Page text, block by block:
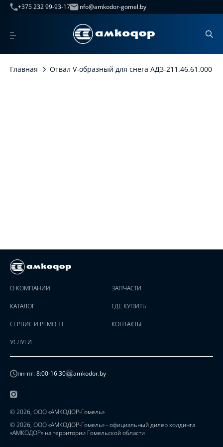
+375 232 99-93-17 info@amkodor-gomel.by
Главная Отвал V-образный для снега АДЗ-211.46.61.000
О КОМПАНИИ
КАТАЛОГ
СЕРВИС И РЕМОНТ
УСЛУГИ
ЗАПЧАСТИ
ГДЕ КУПИТЬ
КОНТАКТЫ
пн-пт: 8:00-16:30 amkodor.by
© 2026, ООО «АМКОДОР-Гомель»
© 2026, ООО «АМКОДОР-Гомель» - официальный дилер холдинга
«АМКОДОР» на территории Гомельской области